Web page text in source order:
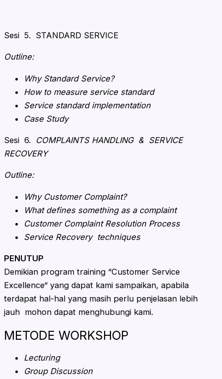
Sesi 5. STANDARD SERVICE
Outline:
Why Standard Service?
How to measure service standard
Service standard implementation
Case Study
Sesi 6. COMPLAINTS HANDLING & SERVICE
RECOVERY
Outline:
Why Customer Complaint?
What defines something as a complaint
Customer Complaint Resolution Process
Service Recovery techniques
PENUTUP
Demikian program training “Customer Service
Excellence“ yang dapat kami sampaikan, apabila
terdapat hal-hal yang masih perlu penjelasan lebih
jauh mohon dapat menghubungi kami.
METODE WORKSHOP
Lecturing
Group Discussion